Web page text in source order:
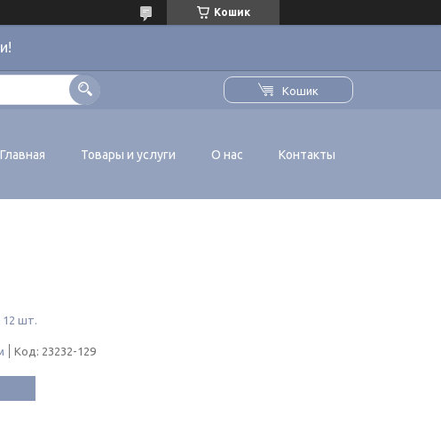
Кошик
Кошик
Главная Товары и услуги О нас Контакты
12 шт.
Код: 23232-129